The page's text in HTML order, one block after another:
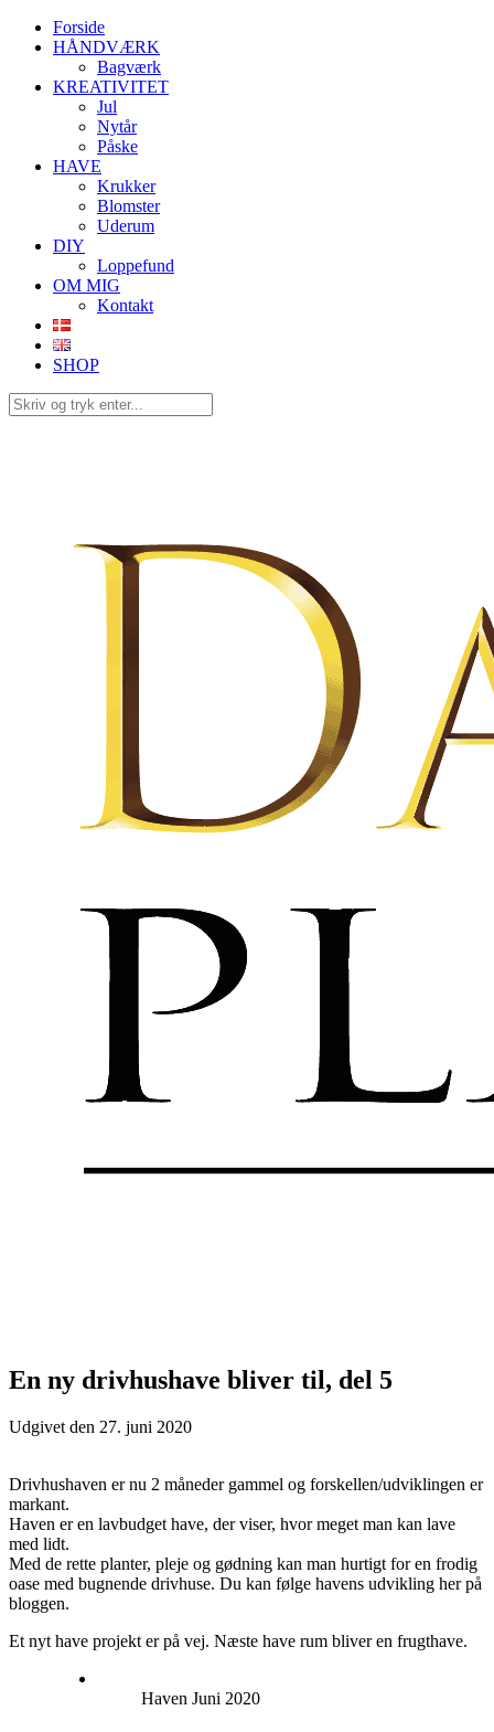
Forside
HÅNDVÆRK
Bagværk
KREATIVITET
Jul
Nytår
Påske
HAVE
Krukker
Blomster
Uderum
DIY
Loppefund
OM MIG
Kontakt
SHOP
En ny drivhushave bliver til, del 5
Udgivet den 27. juni 2020
Drivhushaven er nu 2 måneder gammel og forskellen/udviklingen er
markant.
Haven er en lavbudget have, der viser, hvor meget man kan lave
med lidt.
Med de rette planter, pleje og gødning kan man hurtigt for en frodig
oase med bugnende drivhuse. Du kan følge havens udvikling her på
bloggen.
Et nyt have projekt er på vej. Næste have rum bliver en frugthave.
Haven Juni 2020